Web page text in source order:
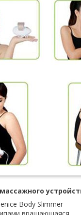
Body Slimmer
вращающаяся.